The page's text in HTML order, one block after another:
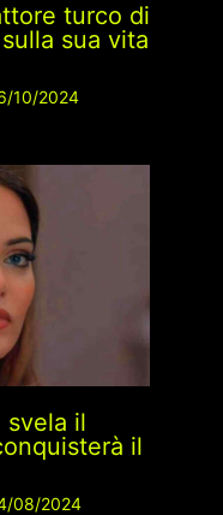
turco di
sua vita
10/2024
svela il
il
08/2024